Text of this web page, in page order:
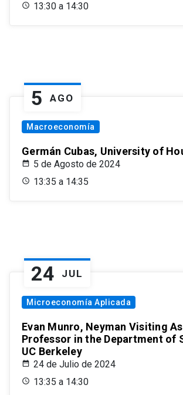
13:30 a 14:30
5 AGO
Macroeconomía
Germán Cubas, University of
5 de Agosto de 2024
13:35 a 14:35
24 JUL
Microeconomía Aplicada
Evan Munro, Neyman Visiting
Professor in the Department of
UC Berkeley
24 de Julio de 2024
13:35 a 14:30